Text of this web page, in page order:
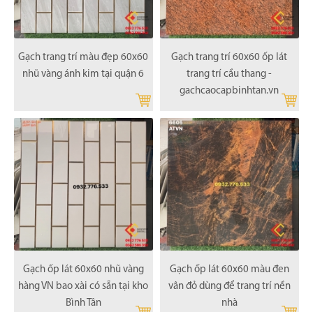
Gạch trang trí màu đẹp 60x60
nhũ vàng ánh kim tại quận 6
Gạch trang trí 60x60 ốp lát
trang trí cầu thang -
gachcaocapbinhtan.vn
Gạch ốp lát 60x60 nhũ vàng
hàng VN bao xài có sẵn tại kho
Bình Tân
Gạch ốp lát 60x60 màu đen
vân đỏ dùng để trang trí nền
nhà